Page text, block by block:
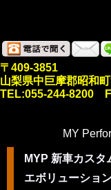
〒409-3851
山梨県中巨摩郡昭和
TEL:055-244-8200
MY
MYP 新車カスタ
エボリューショ